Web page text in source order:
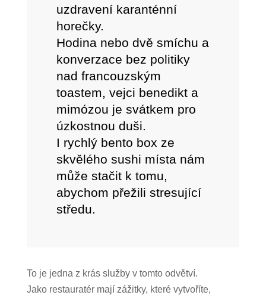
uzdravení karanténní
horečky.
Hodina nebo dvě smíchu a
konverzace bez politiky
nad francouzským
toastem, vejci benedikt a
mimózou je svátkem pro
úzkostnou duši.
I rychlý bento box ze
skvělého sushi místa nám
může stačit k tomu,
abychom přežili stresující
středu.
To je jedna z krás služby v tomto odvětví.
Jako restauratér mají zážitky, které vytvoříte,